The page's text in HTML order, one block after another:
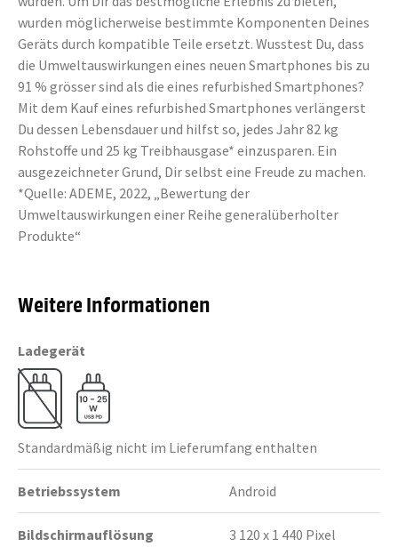
wurden möglicherweise bestimmte Komponenten Deines
Geräts durch kompatible Teile ersetzt. Wusstest Du, dass
die Umweltauswirkungen eines neuen Smartphones bis zu
91 % grösser sind als die eines refurbished Smartphones?
Mit dem Kauf eines refurbished Smartphones verlängerst
Du dessen Lebensdauer und hilfst so, jedes Jahr 82 kg
Rohstoffe und 25 kg Treibhausgase* einzusparen. Ein
ausgezeichneter Grund, Dir selbst eine Freude zu machen.
*Quelle: ADEME, 2022, „Bewertung der
Umweltauswirkungen einer Reihe generalüberholter
Produkte“
Weitere Informationen
Ladegerät
Standardmäßig nicht im Lieferumfang enthalten
Betriebssystem Android
Bildschirmauflösung 3 120 x 1 440 Pixel